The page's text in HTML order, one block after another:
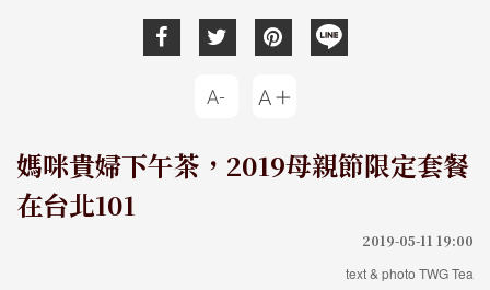
媽咪貴婦下午茶，2019母親節限定套餐
在台北101
2019-05-11 19:00
text & photo TWG Tea